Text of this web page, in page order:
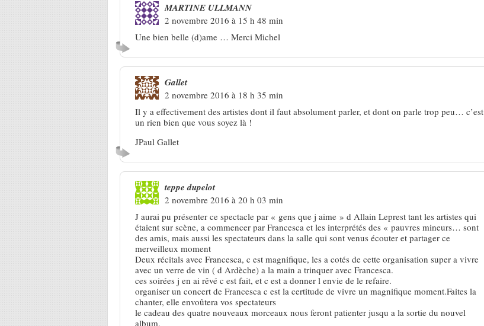
MARTINE ULLMANN
2 novembre 2016 à 15 h 48 min
Une bien belle (d)ame … Merci Michel
Gallet
2 novembre 2016 à 18 h 35 min
Il y a effectivement des artistes dont il faut absolument parler, et dont on parle trop peu… c’est
un rien bien que vous soyez là !
JPaul Gallet
teppe dupelot
2 novembre 2016 à 20 h 03 min
J aurai pu présenter ce spectacle par « gens que j aime » d Allain Leprest tant les artistes qui
étaient sur scène, a commencer par Francesca et les interprétés des « pauvres mineurs… sont
des amis, mais aussi les spectateurs dans la salle qui sont venus écouter et partager ce
merveilleux moment
Deux récitals avec Francesca, c est magnifique, les a cotés de cette organisation super a vivre
avec un verre de vin ( d Ardèche) a la main a trinquer avec Francesca.
ces soirées j en ai rêvé c est fait, et c est a donner l envie de le refaire.
organiser un concert de Francesca c est la certitude de vivre un magnifique moment.Faites la
chanter, elle envoûtera vos spectateurs
le cadeau des quatre nouveaux morceaux nous feront patienter jusqu a la sortie du nouvel
album.